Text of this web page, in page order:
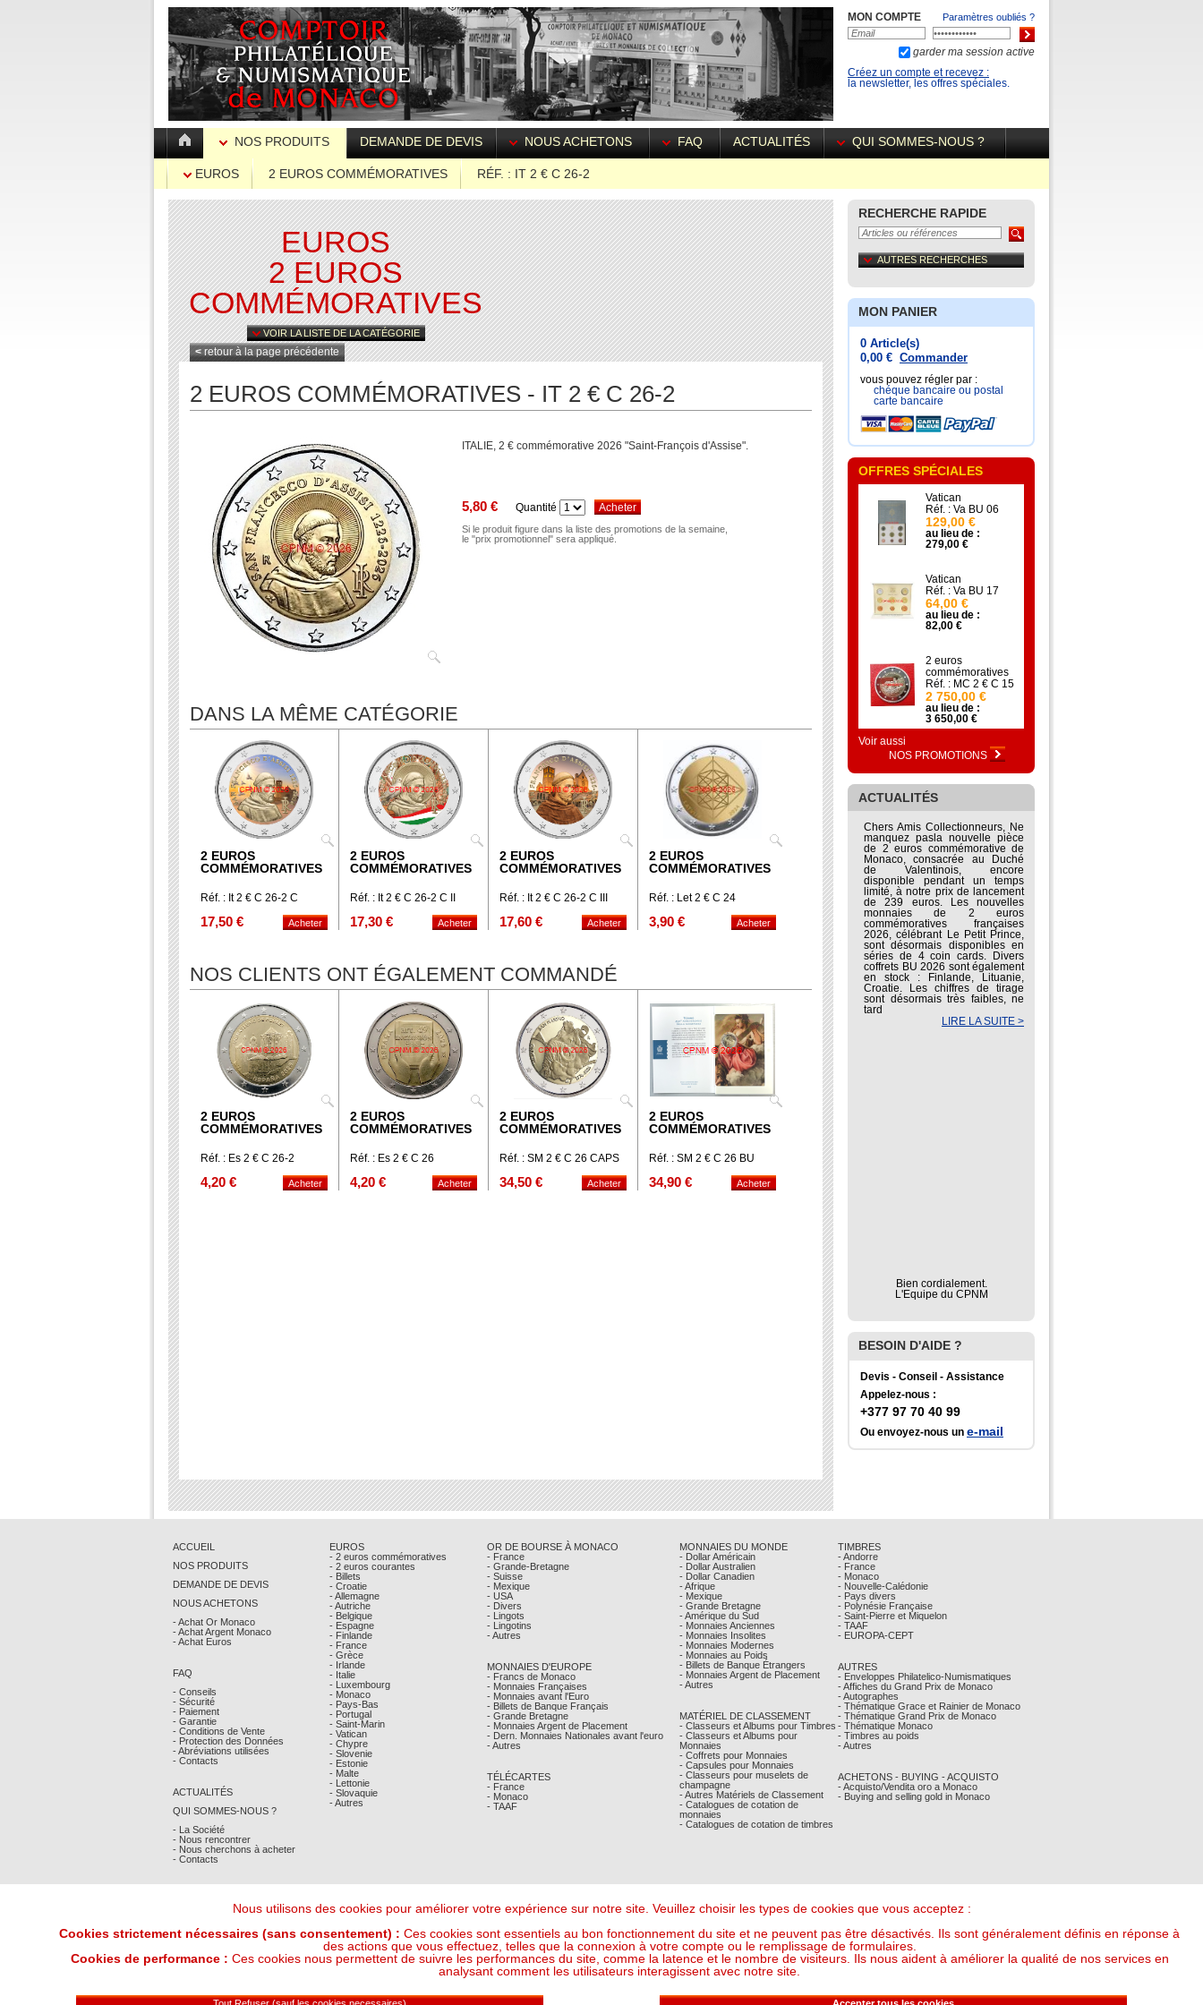
MON COMPTE Paramètres oubliés ?
garder ma session active
Créez un compte et recevez :
la newsletter, les offres spéciales.
NOS PRODUITS DEMANDE DE DEVIS NOUS ACHETONS FAQ ACTUALITÉS QUI SOMMES-NOUS ?
EUROS 2 EUROS COMMÉMORATIVES RÉF. : IT 2 € C 26-2
EUROS
2 EUROS
COMMÉMORATIVES
VOIR LA LISTE DE LA CATÉGORIE
< retour à la page précédente
2 EUROS COMMÉMORATIVES - IT 2 € C 26-2
ITALIE, 2 € commémorative 2026 "Saint-François d'Assise".
5,80 € Quantité
Si le produit figure dans la liste des promotions de la semaine,
le "prix promotionnel" sera appliqué.
DANS LA MÊME CATÉGORIE
2 EUROS
COMMÉMORATIVES
Réf. : It 2 € C 26-2 C
17,50 €
2 EUROS
COMMÉMORATIVES
Réf. : It 2 € C 26-2 C II
17,30 €
2 EUROS
COMMÉMORATIVES
Réf. : It 2 € C 26-2 C III
17,60 €
2 EUROS
COMMÉMORATIVES
Réf. : Let 2 € C 24
3,90 €
NOS CLIENTS ONT ÉGALEMENT COMMANDÉ
2 EUROS
COMMÉMORATIVES
Réf. : Es 2 € C 26-2
4,20 €
2 EUROS
COMMÉMORATIVES
Réf. : Es 2 € C 26
4,20 €
2 EUROS
COMMÉMORATIVES
Réf. : SM 2 € C 26 CAPS
34,50 €
2 EUROS
COMMÉMORATIVES
Réf. : SM 2 € C 26 BU
34,90 €
RECHERCHE RAPIDE
AUTRES RECHERCHES
MON PANIER
0 Article(s)
0,00 € Commander
vous pouvez régler par :
chéque bancaire ou postal
carte bancaire
OFFRES SPÉCIALES
Vatican
Réf. : Va BU 06
129,00 €
au lieu de :
279,00 €
Vatican
Réf. : Va BU 17
64,00 €
au lieu de :
82,00 €
2 euros
commémoratives
Réf. : MC 2 € C 15
2 750,00 €
au lieu de :
3 650,00 €
Voir aussi
NOS PROMOTIONS
ACTUALITÉS
Chers Amis Collectionneurs, Ne
manquez pasla nouvelle pièce
de 2 euros commémorative de
Monaco, consacrée au Duché
de Valentinois, encore
disponible pendant un temps
limité, à notre prix de lancement
de 239 euros. Les nouvelles
monnaies de 2 euros
commémoratives françaises
2026, célébrant Le Petit Prince,
sont désormais disponibles en
séries de 4 coin cards. Divers
coffrets BU 2026 sont également
en stock : Finlande, Lituanie,
Croatie. Les chiffres de tirage
sont désormais très faibles, ne
tard
LIRE LA SUITE >
Bien cordialement.
L'Equipe du CPNM
BESOIN D'AIDE ?
Devis - Conseil - Assistance
Appelez-nous :
+377 97 70 40 99
Ou envoyez-nous un e-mail
ACCUEIL
NOS PRODUITS
DEMANDE DE DEVIS
NOUS ACHETONS
- Achat Or Monaco
- Achat Argent Monaco
- Achat Euros
FAQ
- Conseils
- Sécurité
- Paiement
- Garantie
- Conditions de Vente
- Protection des Données
- Abréviations utilisées
- Contacts
ACTUALITÉS
QUI SOMMES-NOUS ?
- La Société
- Nous rencontrer
- Nous cherchons à acheter
- Contacts
EUROS
- 2 euros commémoratives
- 2 euros courantes
- Billets
- Croatie
- Allemagne
- Autriche
- Belgique
- Espagne
- Finlande
- France
- Grèce
- Irlande
- Italie
- Luxembourg
- Monaco
- Pays-Bas
- Portugal
- Saint-Marin
- Vatican
- Chypre
- Slovenie
- Estonie
- Malte
- Lettonie
- Slovaquie
- Autres
OR DE BOURSE À MONACO
- France
- Grande-Bretagne
- Suisse
- Mexique
- USA
- Divers
- Lingots
- Lingotins
- Autres
MONNAIES D'EUROPE
- Francs de Monaco
- Monnaies Françaises
- Monnaies avant l'Euro
- Billets de Banque Français
- Grande Bretagne
- Monnaies Argent de Placement
- Dern. Monnaies Nationales avant l'euro
- Autres
TÉLÉCARTES
- France
- Monaco
- TAAF
MONNAIES DU MONDE
- Dollar Américain
- Dollar Australien
- Dollar Canadien
- Afrique
- Mexique
- Grande Bretagne
- Amérique du Sud
- Monnaies Anciennes
- Monnaies Insolites
- Monnaies Modernes
- Monnaies au Poids
- Billets de Banque Étrangers
- Monnaies Argent de Placement
- Autres
MATÉRIEL DE CLASSEMENT
- Classeurs et Albums pour Timbres
- Classeurs et Albums pour
Monnaies
- Coffrets pour Monnaies
- Capsules pour Monnaies
- Classeurs pour muselets de
champagne
- Autres Matériels de Classement
- Catalogues de cotation de
monnaies
- Catalogues de cotation de timbres
TIMBRES
- Andorre
- France
- Monaco
- Nouvelle-Calédonie
- Pays divers
- Polynésie Française
- Saint-Pierre et Miquelon
- TAAF
- EUROPA-CEPT
AUTRES
- Enveloppes Philatelico-Numismatiques
- Affiches du Grand Prix de Monaco
- Autographes
- Thématique Grace et Rainier de Monaco
- Thématique Grand Prix de Monaco
- Thématique Monaco
- Timbres au poids
- Autres
ACHETONS - BUYING - ACQUISTO
- Acquisto/Vendita oro a Monaco
- Buying and selling gold in Monaco
Mentions Légales- © Comptoir Philatelique et Numismatique de Monaco 2026
Nous utilisons des cookies pour améliorer votre expérience sur notre site. Veuillez choisir les types de cookies que vous acceptez :
Cookies strictement nécessaires (sans consentement) : Ces cookies sont essentiels au bon fonctionnement du site et ne peuvent pas être désactivés. Ils sont généralement définis en réponse à
des actions que vous effectuez, telles que la connexion à votre compte ou le remplissage de formulaires.
Cookies de performance : Ces cookies nous permettent de suivre les performances du site, comme la latence et le nombre de visiteurs. Ils nous aident à améliorer la qualité de nos services en
analysant comment les utilisateurs interagissent avec notre site.